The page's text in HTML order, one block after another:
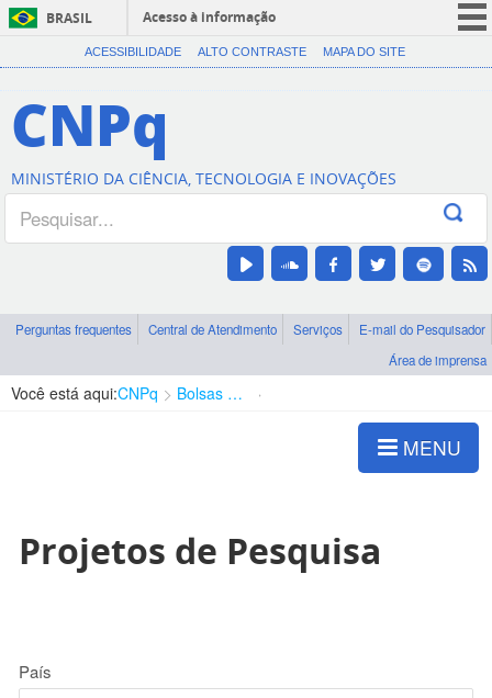
BRASIL
Acesso à informação
CORONAVÍRUS (COVID-19)
Canais
ACESSIBILIDADE ALTO CONTRASTE MAPA DO SITE
CNPq
MINISTÉRIO DA CIÊNCIA, TECNOLOGIA E INOVAÇÕES
Perguntas frequentes Central de Atendimento Serviços
E-mail do Pesquisador
Área de imprensa
Você está aqui:CNPq Bolsas e Auxílios Vigentes
MENU
Projetos de Pesquisa
País